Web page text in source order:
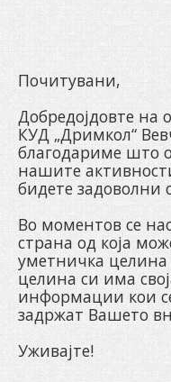
Почитувани,
Добредојдовте на
КУД „Дримкол“
благодариме што
нашите
бидете задоволни
Во моментов се
страна од која
уметничка целина
целина си има
информации кои
задржат Вашето
Уживајте!